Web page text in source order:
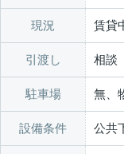
現況 賃貸
引渡し 相談
駐車場 無、
設備条件 公共